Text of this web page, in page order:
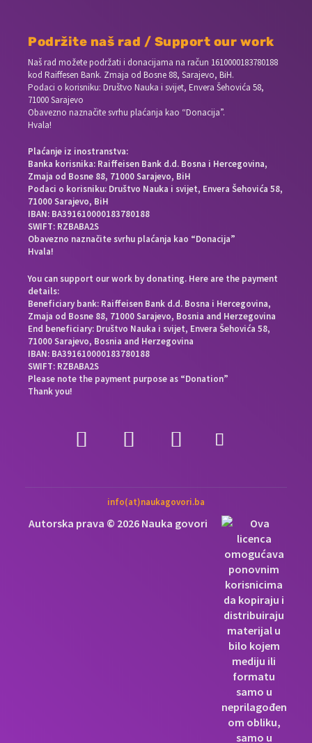
Podržite naš rad / Support our work
Naš rad možete podržati i donacijama na račun 1610000183780188
kod Raiffesen Bank. Zmaja od Bosne 88, Sarajevo, BiH.
Podaci o korisniku: Društvo Nauka i svijet, Envera Šehovića 58,
71000 Sarajevo
Obavezno naznačite svrhu plaćanja kao “Donacija”.
Hvala!
Plaćanje iz inostranstva:
Banka korisnika: Raiffeisen Bank d.d. Bosna i Hercegovina,
Zmaja od Bosne 88, 71000 Sarajevo, BiH
Podaci o korisniku: Društvo Nauka i svijet, Envera Šehovića 58,
71000 Sarajevo, BiH
IBAN: BA391610000183780188
SWIFT: RZBABA2S
Obavezno naznačite svrhu plaćanja kao “Donacija”
Hvala!
You can support our work by donating. Here are the payment
details:
Beneficiary bank: Raiffeisen Bank d.d. Bosna i Hercegovina,
Zmaja od Bosne 88, 71000 Sarajevo, Bosnia and Herzegovina
End beneficiary: Društvo Nauka i svijet, Envera Šehovića 58,
71000 Sarajevo, Bosnia and Herzegovina
IBAN: BA391610000183780188
SWIFT: RZBABA2S
Please note the payment purpose as “Donation”
Thank you!
info(at)naukagovori.ba
Autorska prava © 2026 Nauka govori